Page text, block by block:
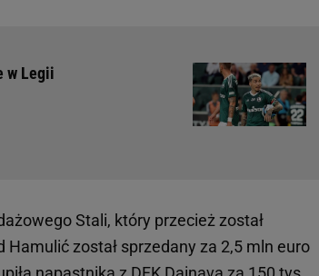
w Legii
Stali, który przecież został
został sprzedany za 2,5 mln euro